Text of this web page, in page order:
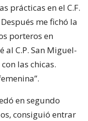
prácticas en el C.F.
me fichó la
porteros en
al C.P. San Miguel-
las chicas.
en segundo
consiguió entrar